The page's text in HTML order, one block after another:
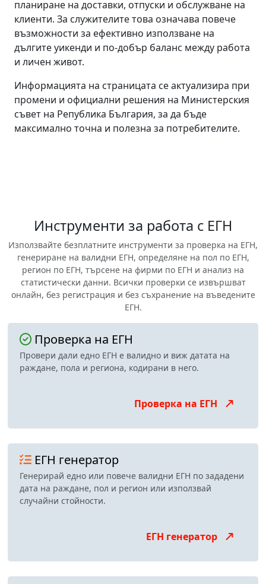
планиране на доставки, отпуски и обслужване на
клиенти. За служителите това означава повече
възможности за ефективно използване на
дългите уикенди и по-добър баланс между работа
и личен живот.
Информацията на страницата се актуализира при
промени и официални решения на Министерския
съвет на Република България, за да бъде
максимално точна и полезна за потребителите.
Инструменти за работа с ЕГН
Използвайте безплатните инструменти за проверка на ЕГН,
генериране на валидни ЕГН, определяне на пол по ЕГН,
регион по ЕГН, търсене на фирми по ЕГН и анализ на
статистически данни. Всички проверки се извършват
онлайн, без регистрация и без съхранение на въведените
ЕГН.
Проверка на ЕГН
Провери дали едно ЕГН е валидно и виж датата на
раждане, пола и региона, кодирани в него.
Проверка на ЕГН
ЕГН генератор
Генерирай едно или повече валидни ЕГН по зададени
дата на раждане, пол и регион или използвай
случайни стойности.
ЕГН генератор